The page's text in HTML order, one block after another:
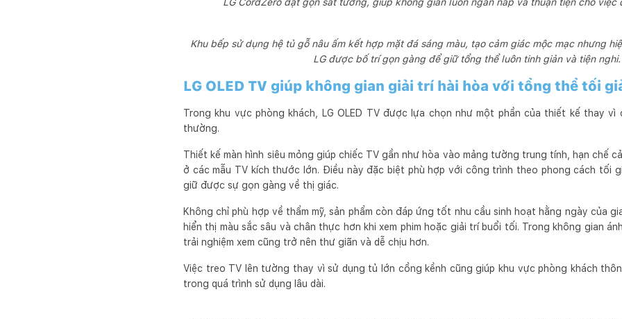
Khu bếp sử dụng hệ tủ gỗ nâu ấm kết hợp mặt đá sáng màu, tạo cảm giác mộc mạc nhưng
LG được bố trí gọn gàng để giữ tổng thể luôn tinh giản và tiện nghi.
LG OLED TV giúp không gian giải trí hài hòa với tổng thể tối
Trong khu vực phòng khách, LG OLED TV được lựa chọn như một phần của thiết kế thay
thường.
Thiết kế màn hình siêu mỏng giúp chiếc TV gần như hòa vào mảng tường trung tính, hạn chế
ở các mẫu TV kích thước lớn. Điều này đặc biệt phù hợp với công trình theo phong cách tối
giữ được sự gọn gàng về thị giác.
Không chỉ phù hợp về thẩm mỹ, sản phẩm còn đáp ứng tốt nhu cầu sinh hoạt hằng ngày của
hiển thị màu sắc sâu và chân thực hơn khi xem phim hoặc giải trí buổi tối. Trong không gian
trải nghiệm xem cũng trở nên thư giãn và dễ chịu hơn.
Việc treo TV lên tường thay vì sử dụng tủ lớn cồng kềnh cũng giúp khu vực phòng khách
trong quá trình sử dụng lâu dài.